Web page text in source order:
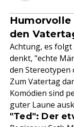
den
Achtung, es
denkt, "echte
den Stereotypen
Zum Vatertag
Komödien sind
guter Laune
"Ted": Der